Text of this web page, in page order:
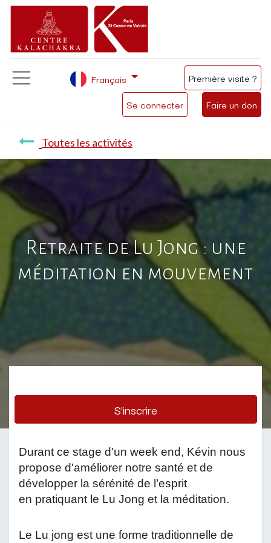
Se connecter Faire un don
Français Première visite ?
Toutes les activités
Retraite de Lu Jong : une
méditation en mouvement
S'inscrire
Durant ce stage d'un week end, Kévin nous
propose d'améliorer notre santé et de
développer la sérénité de l’esprit
en pratiquant le Lu Jong et la méditation.
Le Lu jong est une forme traditionnelle de